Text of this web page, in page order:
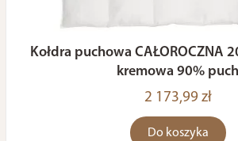
Kołdra puchowa CAŁOROCZNA
kremowa 90% puch
2 173,99 zł
Do koszyka